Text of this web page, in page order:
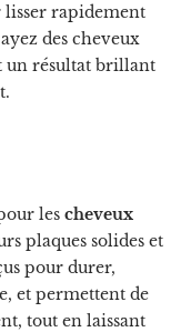
lisser rapidement
des cheveux
un résultat brillant
les cheveux
plaques solides et
pour durer,
et permettent de
tout en laissant